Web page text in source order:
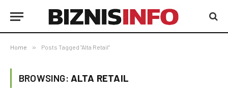
Home » Posts Tagged "Alta Retail"
BROWSING: ALTA RETAIL